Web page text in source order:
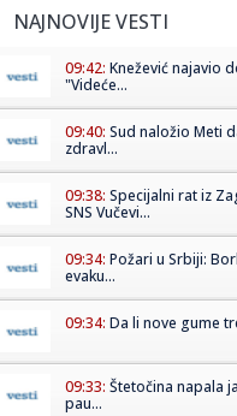
NAJNOVIJE VESTI
09:42: Knežević najavio
"Videće...
09:40: Sud naložio Meti
zdravl...
09:38: Specijalni rat iz
SNS Vučevi...
09:34: Požari u Srbiji:
evaku...
09:34: Da li nove gume
09:33: Štetočina napala
pau...